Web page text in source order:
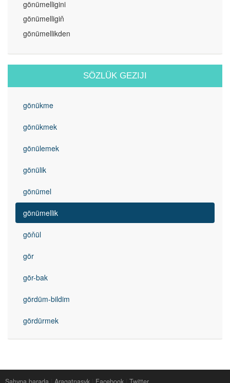
gönümelligini
gönümelligiň
gönümellikden
SÖZLÜK GEZIJI
gönükme
gönükmek
gönülemek
gönülik
gönümel
gönümellik
göňül
gör
gör-bak
gördüm-bildim
gördürmek